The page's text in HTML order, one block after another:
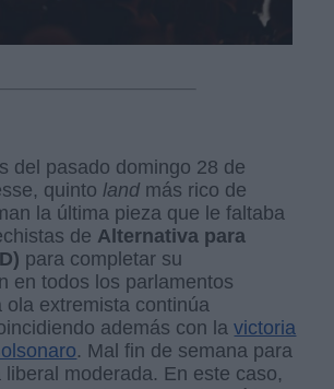
del pasado domingo 28 de
quintoland más rico de
la última pieza que le faltaba
de Alternativa para
para completar su
en todos los parlamentos
ola extremista continúa
además con lavictoria
. Mal fin de semana para
liberal moderada. En este caso,